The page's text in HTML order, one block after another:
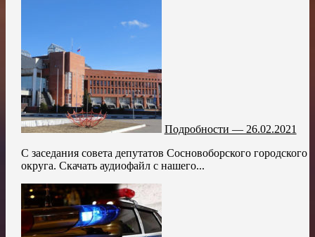
Подробности — 26.02.2021
С заседания совета депутатов Сосновоборского городского
округа. Скачать аудиофайл с нашего...